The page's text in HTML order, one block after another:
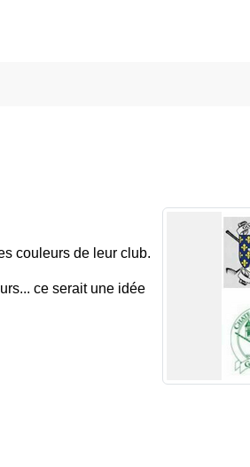
couleurs de leur club.
ce serait une idée